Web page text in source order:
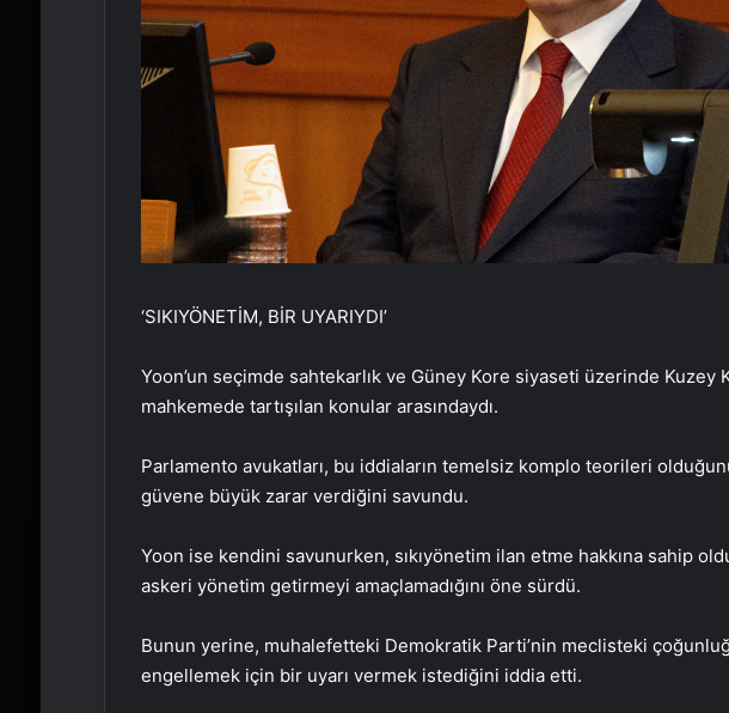
‘SIKIYÖNETİM, BİR UYARIYDI’
Yoon’un seçimde sahtekarlık ve Güney Kore siyaseti üzerinde Kuzey
mahkemede tartışılan konular arasındaydı.
Parlamento avukatları, bu iddiaların temelsiz komplo teorileri
güvene büyük zarar verdiğini savundu.
Yoon ise kendini savunurken, sıkıyönetim ilan etme hakkına sahip
askeri yönetim getirmeyi amaçlamadığını öne sürdü.
Bunun yerine, muhalefetteki Demokratik Parti’nin meclisteki
engellemek için bir uyarı vermek istediğini iddia etti.